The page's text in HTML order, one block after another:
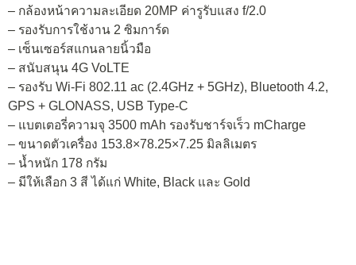
– กล้องหน้าความละเอียด 20MP ค่ารูรับแสง f/2.0
– รองรับการใช้งาน 2 ซิมการ์ด
– เซ็นเซอร์สแกนลายนิ้วมือ
– สนับสนุน 4G VoLTE
– รองรับ Wi-Fi 802.11 ac (2.4GHz + 5GHz), Bluetooth 4.2,
GPS + GLONASS, USB Type-C
– แบตเตอรี่ความจุ 3500 mAh รองรับชาร์จเร็ว mCharge
– ขนาดตัวเครื่อง 153.8×78.25×7.25 มิลลิเมตร
– น้ำหนัก 178 กรัม
– มีให้เลือก 3 สี ได้แก่ White, Black และ Gold